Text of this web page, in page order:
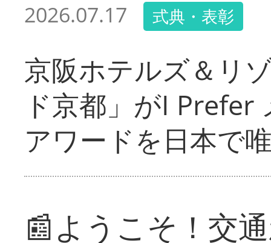
2026.07.17 式典・表彰
京阪ホテルズ＆リ
ド京都」がI
アワードを日本で
📰ようこそ！交